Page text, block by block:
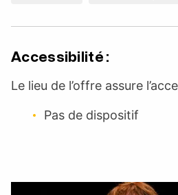
Accessibilité :
Le lieu de l’offre assure
Pas de dispositif